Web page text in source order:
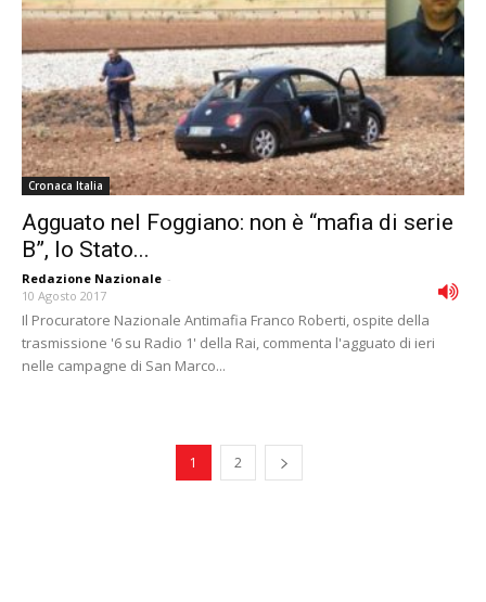
Cronaca Italia
Agguato nel Foggiano: non è “mafia di serie
B”, lo Stato...
Redazione Nazionale -
10 Agosto 2017
Il Procuratore Nazionale Antimafia Franco Roberti, ospite della
trasmissione '6 su Radio 1' della Rai, commenta l'agguato di ieri
nelle campagne di San Marco...
1 2